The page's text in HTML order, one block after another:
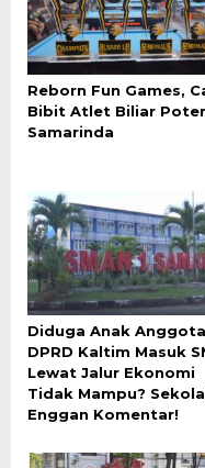
Reborn Fun Games,
Bibit Atlet Biliar
Samarinda
Diduga Anak Anggota
DPRD Kaltim Masuk
Lewat Jalur Ekonomi
Tidak Mampu?
Enggan Komentar!